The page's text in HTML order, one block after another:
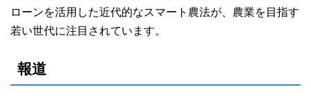
ローンを活用した近代的なスマート農法が、農業を目指す
若い世代に注目されています。
報道